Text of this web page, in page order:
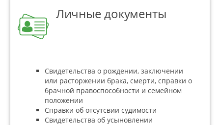
Личные документы
Свидетельства о рождении, заключении
или расторжении брака, смерти, справки о
брачной правоспособности и семейном
положении
Справки об отсутсвии судимости
Свидетельства об усыновлении